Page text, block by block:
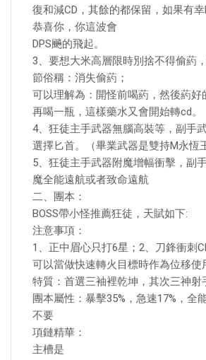
復和減CD，其餘的都保留，如果有幸
恭喜你，你這波會
DPS飈的飛起。
3、要想大米高層限時別捨不得偷葯
節俗稱：消失偷葯；
可以理解為：開怪前喝葯，然後葯好
再喝一瓶，這樣藥水又會開始轉cd。
4、狂徒主手武器無腦高裝等，副手
選擇匕首。（畢業武器是雙持M永恆
5、狂徒主手武器附魔增幅衝擊，副
魔全能遠航或者致命遠航
二、團本：
BOSS帶小怪推薦狂徒，天賦如下:
注意事項：
1、正中眉心只打6星；2、刀鋒衝刺
可以當做快速轉火目標時作為位移使
特質：首選三袖裡乾坤，其次三神射
團本屬性：暴擊35%，急速17%，全
不要
項鏈精華：
主槽是